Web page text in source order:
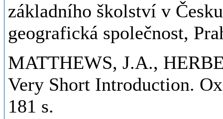
základního školství v
geografická společnost,
MATTHEWS, J.A.,
Very Short Introduction.
181 s.